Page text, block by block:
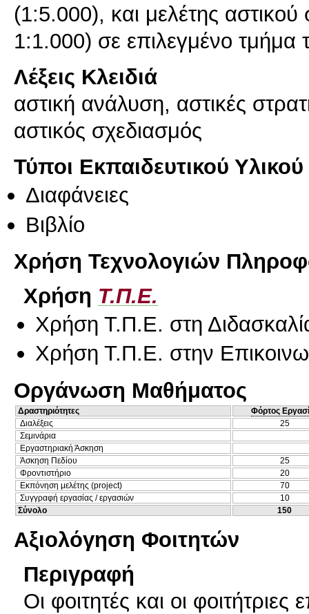
(1:5.000), και μελέτης
1:1.000) σε επιλεγμένο τμήμα
Λέξεις Κλειδιά
αστική ανάλυση, αστικές
αστικός σχεδιασμός
Τύποι Εκπαιδευτικού Υλικού
Διαφάνειες
Βιβλίο
Χρήση Τεχνολογιών
Χρήση Τ.Π.Ε.
Χρήση Τ.Π.Ε. στη
Χρήση Τ.Π.Ε. στην
Οργάνωση Μαθήματος
Δραστηριότητες
Φόρτος
Διαλέξεις
25
Σεμινάρια
Εργαστηριακή Άσκηση
Άσκηση Πεδίου
25
Φροντιστήριο
20
Εκπόνηση μελέτης (project)
70
Συγγραφή εργασίας / εργασιών
10
Σύνολο
150
Αξιολόγηση Φοιτητών
Περιγραφή
Οι φοιτητές και οι